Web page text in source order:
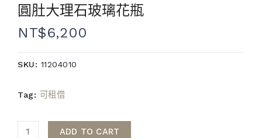
圓肚大理石玻璃花瓶
NT$6,200
SKU: 11204010
Tag: 可租借
ADD TO CART